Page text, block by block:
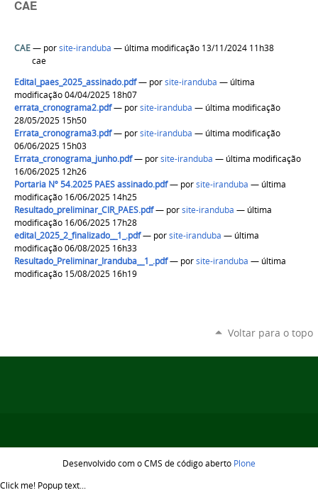
CAE
CAE— porsite-iranduba — última modificação 13/11/2024 11h38
cae
Edital_paes_2025_assinado.pdf— porsite-iranduba — última
modificação 04/04/2025 18h07
errata_cronograma2.pdf— porsite-iranduba — última modificação
28/05/2025 15h50
Errata_cronograma3.pdf— porsite-iranduba — última modificação
06/06/2025 15h03
Errata_cronograma_junho.pdf— porsite-iranduba — última modificação
16/06/2025 12h26
Portaria Nº 54.2025 PAES assinado.pdf— porsite-iranduba — última
modificação 16/06/2025 14h25
Resultado_preliminar_CIR_PAES.pdf— porsite-iranduba — última
modificação 16/06/2025 17h28
edital_2025_2_finalizado__1_.pdf— porsite-iranduba — última
modificação 06/08/2025 16h33
Resultado_Preliminar_Iranduba__1_.pdf— porsite-iranduba — última
modificação 15/08/2025 16h19
Voltar para o topo
Desenvolvido com o CMS de código aberto Plone
Click me! Popup text...